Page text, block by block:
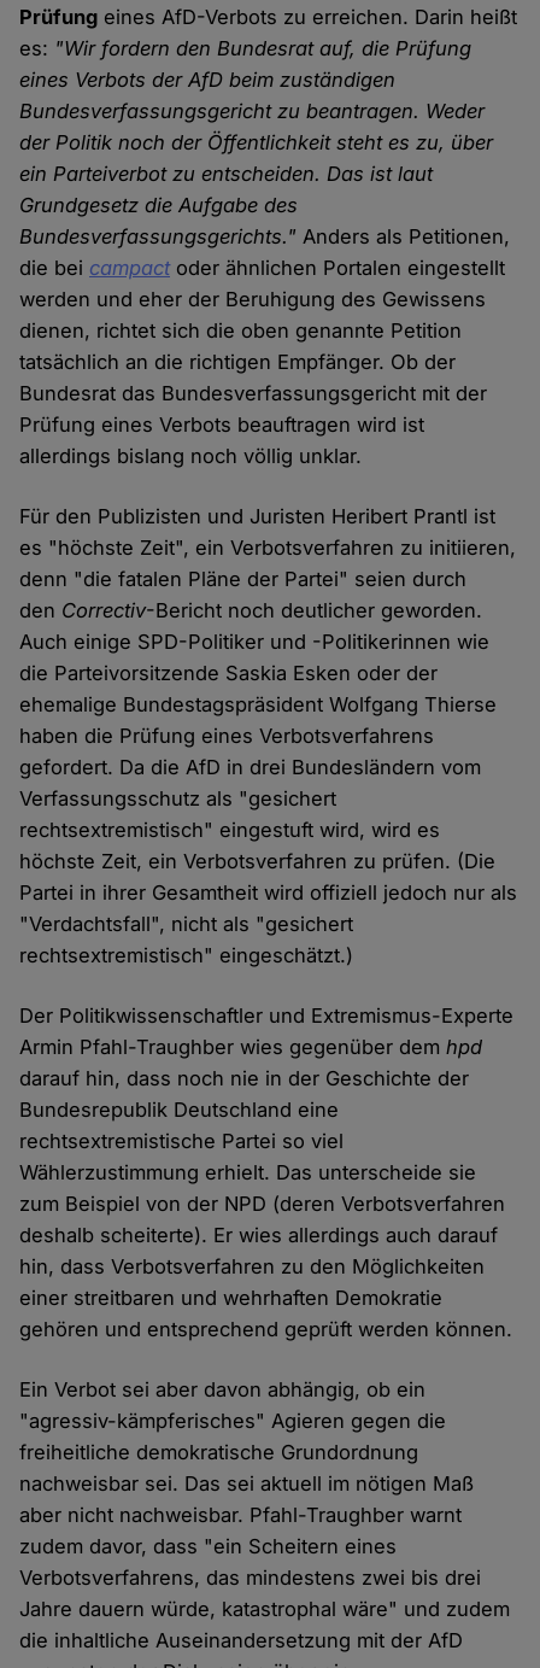
Prüfung eines AfD-Verbots zu erreichen. Darin heißt
es: "Wir fordern den Bundesrat auf, die Prüfung
eines Verbots der AfD beim zuständigen
Bundesverfassungsgericht zu beantragen. Weder
der Politik noch der Öffentlichkeit steht es zu, über
ein Parteiverbot zu entscheiden. Das ist laut
Grundgesetz die Aufgabe des
Bundesverfassungsgerichts." Anders als Petitionen,
die bei campactoder ähnlichen Portalen eingestellt
werden und eher der Beruhigung des Gewissens
dienen, richtet sich die oben genannte Petition
tatsächlich an die richtigen Empfänger. Ob der
Bundesrat das Bundesverfassungsgericht mit der
Prüfung eines Verbots beauftragen wird ist
allerdings bislang noch völlig unklar.
Für den Publizisten und Juristen Heribert Prantl ist
es "höchste Zeit", ein Verbotsverfahren zu initiieren,
denn "die fatalen Pläne der Partei" seien durch
den Correctiv-Bericht noch deutlicher geworden.
Auch einige SPD-Politiker und -Politikerinnen wie
die Parteivorsitzende Saskia Esken oder der
ehemalige Bundestagspräsident Wolfgang Thierse
haben die Prüfung eines Verbotsverfahrens
gefordert. Da die AfD in drei Bundesländern vom
Verfassungsschutz als "gesichert
rechtsextremistisch" eingestuft wird, wird es
höchste Zeit, ein Verbotsverfahren zu prüfen. (Die
Partei in ihrer Gesamtheit wird offiziell jedoch nur als
"Verdachtsfall", nicht als "gesichert
rechtsextremistisch" eingeschätzt.)
Der Politikwissenschaftler und Extremismus-Experte
Armin Pfahl-Traughber wies gegenüber demhpd
darauf hin, dass noch nie in der Geschichte der
Bundesrepublik Deutschland eine
rechtsextremistische Partei so viel
Wählerzustimmung erhielt. Das unterscheide sie
zum Beispiel von der NPD (deren Verbotsverfahren
deshalb scheiterte). Er wies allerdings auch darauf
hin, dass Verbotsverfahren zu den Möglichkeiten
einer streitbaren und wehrhaften Demokratie
gehören und entsprechend geprüft werden können.
Ein Verbot sei aber davon abhängig, ob ein
"agressiv-kämpferisches" Agieren gegen die
freiheitliche demokratische Grundordnung
nachweisbar sei. Das sei aktuell im nötigen Maß
aber nicht nachweisbar. Pfahl-Traughber warnt
zudem davor, dass "ein Scheitern eines
Verbotsverfahrens, das mindestens zwei bis drei
Jahre dauern würde, katastrophal wäre" und zudem
die inhaltliche Auseinandersetzung mit der AfD